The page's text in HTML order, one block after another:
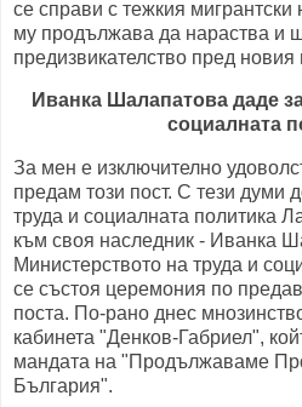
се справи с тежкия мигрантски
му продължава да нараства и
предизвикателство пред новия
Иванка Шалапатова даде
социалната
За мен е изключително
предам този пост. С тези думи
труда и социалната политика
към своя наследник - Иванка
Министерството на труда и
се състоя церемония по
поста. По-рано днес
кабинета "Денков-Габриел",
мандата на "Продължаваме
България".